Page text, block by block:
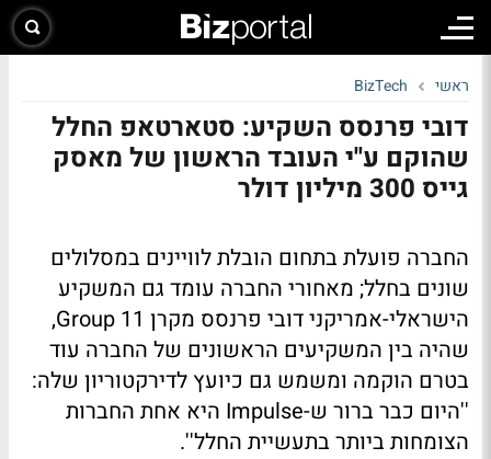
ראשי BizTech
דובי פרנסס השקיע: סטארטאפ החלל
שהוקם ע''י העובד הראשון של מאסק
גייס 300 מיליון דולר
החברה פועלת בתחום הובלת לוויינים במסלולים
שונים בחלל; מאחורי החברה עומד גם המשקיע
הישראלי-אמריקני דובי פרנסס מקרן Group 11,
שהיה בין המשקיעים הראשונים של החברה עוד
בטרם הוקמה ומשמש גם כיועץ לדירקטוריון שלה:
''היום כבר ברור ש-Impulse היא אחת החברות
הצומחות ביותר בתעשיית החלל''.